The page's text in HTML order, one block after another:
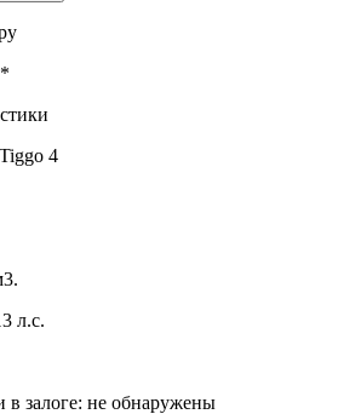
4
л.с.
залоге: не обнаружены